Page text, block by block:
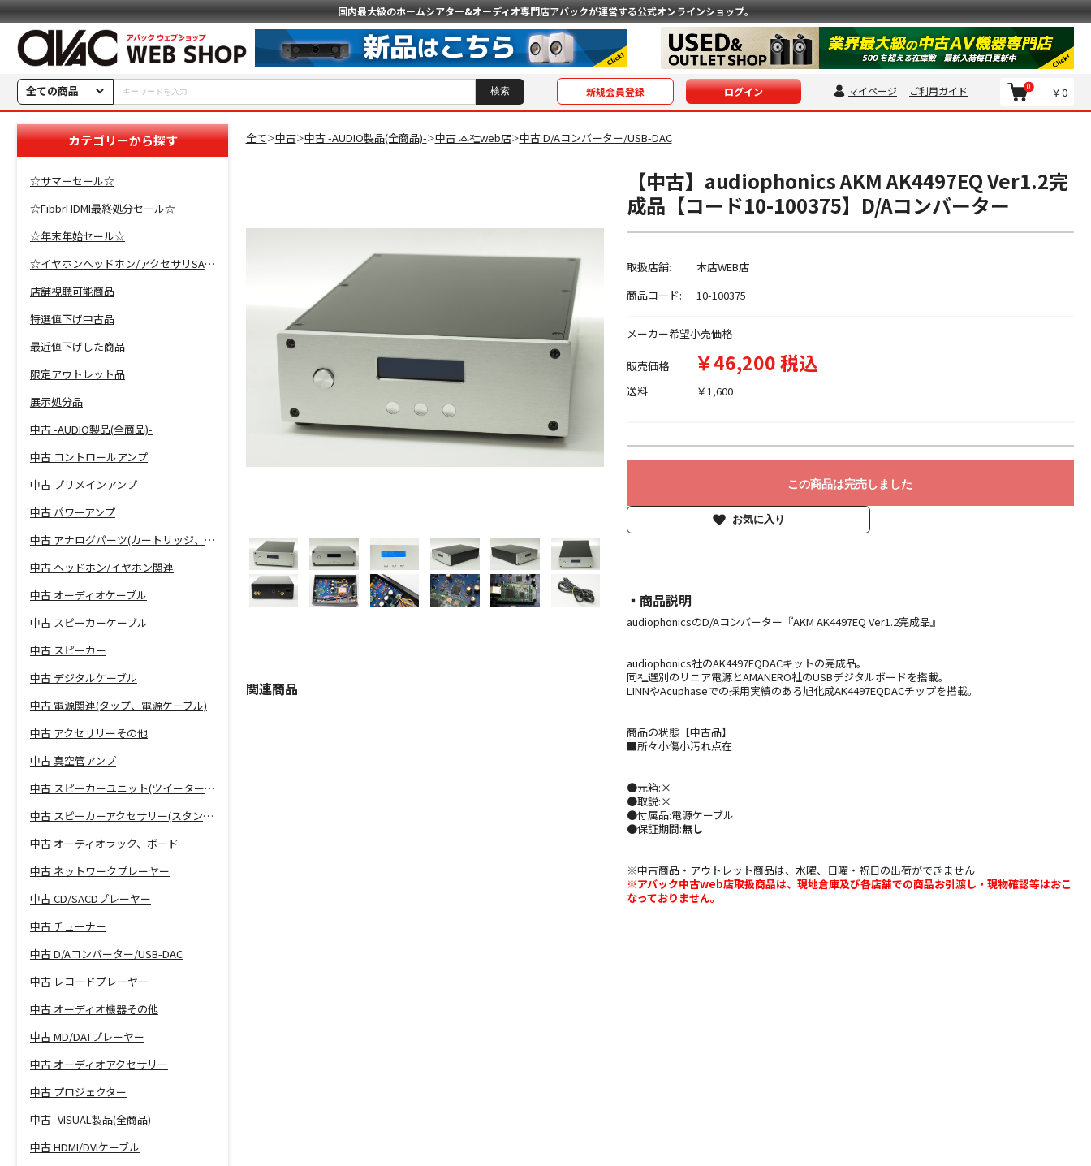
国内最大級のホームシアター&オーディオ専門店アバックが運営する公式オンラインショップ。
全ての商品 新規会員登録 ログイン マイページ ご利用ガイド ￥0
0
カテゴリーから探す
☆サマーセール☆
☆FibbrHDMI最終処分セール☆
☆年末年始セール☆
☆イヤホンヘッドホン/アクセサリSALE☆
店舗視聴可能商品
特選値下げ中古品
最近値下げした商品
限定アウトレット品
展示処分品
中古 -AUDIO製品(全商品)-
中古 コントロールアンプ
中古 プリメインアンプ
中古 パワーアンプ
中古 アナログパーツ(カートリッジ、シェル等)
中古 ヘッドホン/イヤホン関連
中古 オーディオケーブル
中古 スピーカーケーブル
中古 スピーカー
中古 デジタルケーブル
中古 電源関連(タップ、電源ケーブル)
中古 アクセサリーその他
中古 真空管アンプ
中古 スピーカーユニット(ツイーター、ウーファー等)
中古 スピーカーアクセサリー(スタンド等)
中古 オーディオラック、ボード
中古 ネットワークプレーヤー
中古 CD/SACDプレーヤー
中古 チューナー
中古 D/Aコンバーター/USB-DAC
中古 レコードプレーヤー
中古 オーディオ機器その他
中古 MD/DATプレーヤー
中古 オーディオアクセサリー
中古 プロジェクター
中古 -VISUAL製品(全商品)-
中古 HDMI/DVIケーブル
全て＞中古＞中古 -AUDIO製品(全商品)-＞中古 本社web店＞中古 D/Aコンバーター/USB-DAC
関連商品
【中古】audiophonics AKM AK4497EQ Ver1.2完
成品【コード10-100375】D/Aコンバーター
取扱店舗:
本店WEB店
商品コード:
10-100375
メーカー希望小売価格
販売価格 ￥46,200 税込
送料 ￥1,600
この商品は完売しました
お気に入り
▪︎商品説明
audiophonicsのD/Aコンバーター『AKM AK4497EQ Ver1.2完成品』
audiophonics社のAK4497EQDACキットの完成品。
同社選別のリニア電源とAMANERO社のUSBデジタルボードを搭載。
LINNやAcuphaseでの採用実績のある旭化成AK4497EQDACチップを搭載。
商品の状態【中古品】
■所々小傷小汚れ点在
●元箱:×
●取説:×
●付属品:電源ケーブル
●保証期間:無し
※中古商品・アウトレット商品は、水曜、日曜・祝日の出荷ができません
※アバック中古web店取扱商品は、現地倉庫及び各店舗での商品お引渡し・現物確認等はおこ
なっておりません。